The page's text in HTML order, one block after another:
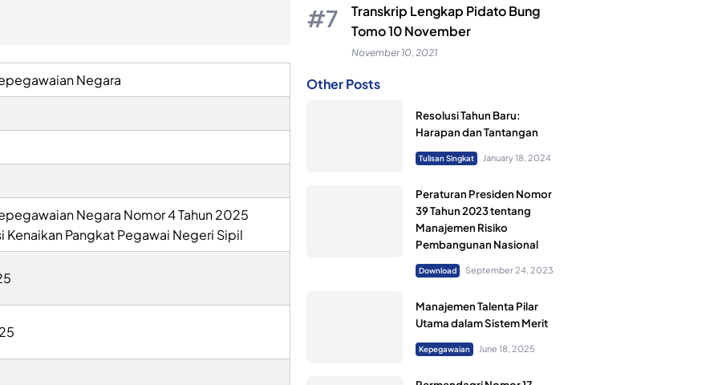
Negara
Negara Nomor 4 Tahun 2025
Kenaikan Pangkat Pegawai Negeri Sipil
Transkrip Lengkap Pidato Bung
Tomo 10 November
November 10, 2021
Other Posts
Resolusi Tahun Baru:
Harapan dan Tantangan
Tulisan Singkat January 18, 2024
Peraturan Presiden Nomor
39 Tahun 2023 tentang
Manajemen Risiko
Pembangunan Nasional
Download September 24, 2023
Manajemen Talenta Pilar
Utama dalam Sistem Merit
Kepegawaian June 18, 2025